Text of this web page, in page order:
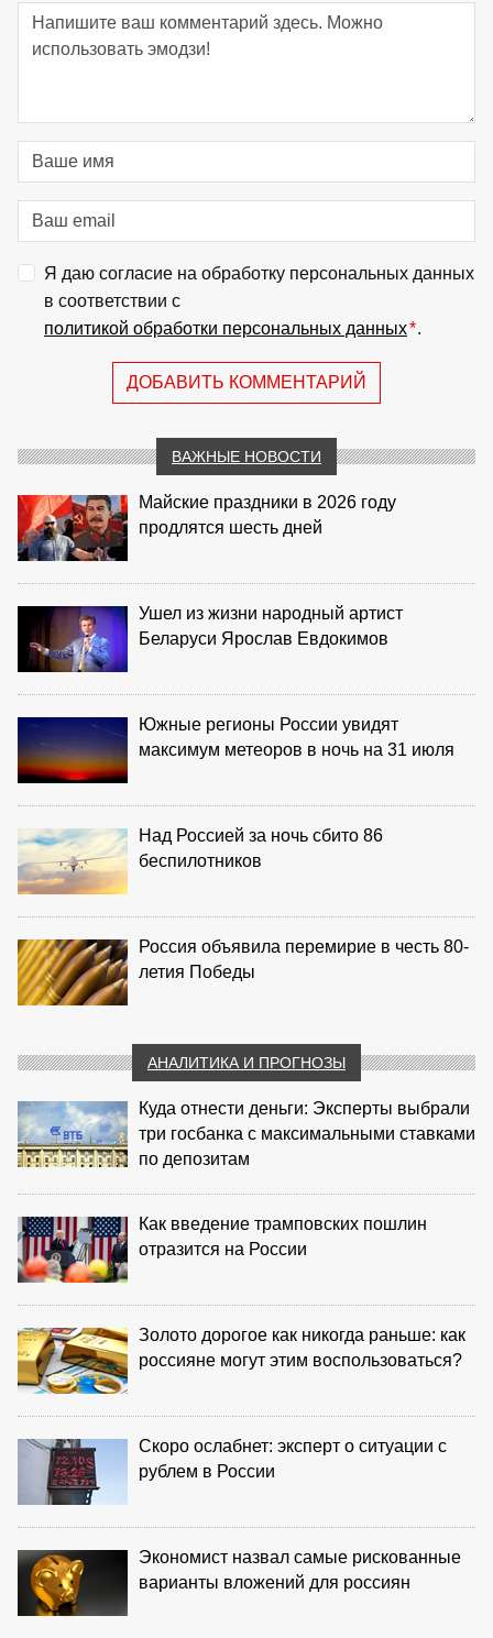
Я даю согласие на обработку персональных данных
в соответствии с
политикой обработки персональных данных*.
ДОБАВИТЬ КОММЕНТАРИЙ
ВАЖНЫЕ НОВОСТИ
Майские праздники в 2026 году
продлятся шесть дней
Ушел из жизни народный артист
Беларуси Ярослав Евдокимов
Южные регионы России увидят
максимум метеоров в ночь на 31 июля
Над Россией за ночь сбито 86
беспилотников
Россия объявила перемирие в честь 80-
летия Победы
АНАЛИТИКА И ПРОГНОЗЫ
Куда отнести деньги: Эксперты выбрали
три госбанка с максимальными ставками
по депозитам
Как введение трамповских пошлин
отразится на России
Золото дорогое как никогда раньше: как
россияне могут этим воспользоваться?
Скоро ослабнет: эксперт о ситуации с
рублем в России
Экономист назвал самые рискованные
варианты вложений для россиян